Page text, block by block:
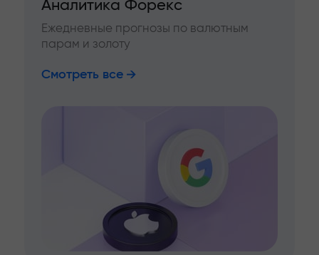
Аналитика Форекс
Ежедневные прогнозы по валютным
парам и золоту
Смотреть все